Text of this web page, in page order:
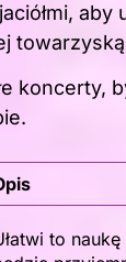
aby
koncerty,
to